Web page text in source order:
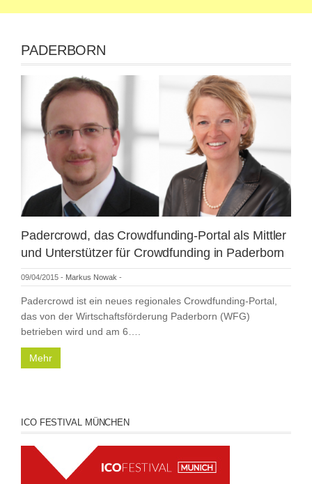
PADERBORN
Padercrowd, das Crowdfunding-Portal als Mittler
und Unterstützer für Crowdfunding in Paderborn
09/04/2015 - Markus Nowak -
Padercrowd ist ein neues regionales Crowdfunding-Portal,
das von der Wirtschaftsförderung Paderborn (WFG)
betrieben wird und am 6….
Mehr
ICO FESTIVAL MÜNCHEN